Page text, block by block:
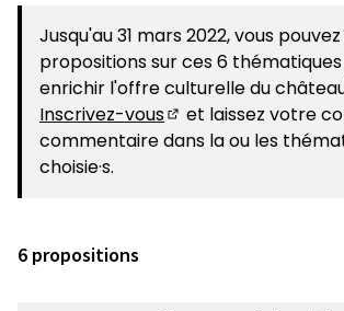
Jusqu'au 31 mars 2022, vous
propositions sur ces 6
enrichir l'offre culturelle du
Inscrivez-vous
(S'ouvre dans un
et laissez votre
commentaire dans la ou les
choisie·s.
6 propositions